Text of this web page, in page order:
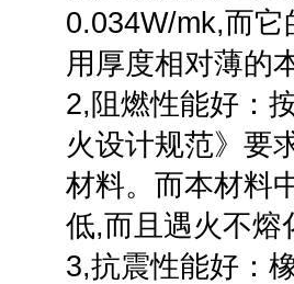
0.034W/mk,而
用厚度相对薄的
2,阻燃性能好：
火设计规范》要
材料。而本材料
低,而且遇火不熔
3,抗震性能好：